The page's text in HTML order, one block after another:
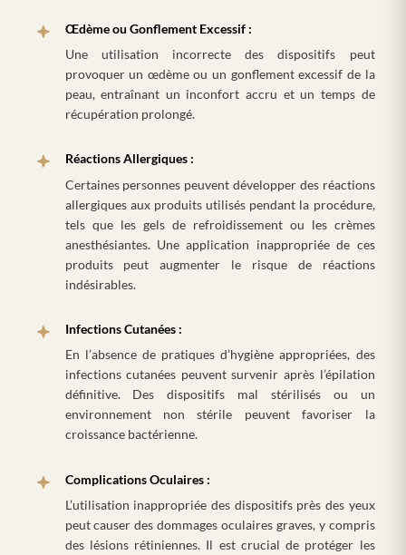
Œdème ou Gonflement Excessif :
Une utilisation incorrecte des dispositifs peut
provoquer un œdème ou un gonflement excessif de la
peau, entraînant un inconfort accru et un temps de
récupération prolongé.
Réactions Allergiques :
Certaines personnes peuvent développer des réactions
allergiques aux produits utilisés pendant la procédure,
tels que les gels de refroidissement ou les crèmes
anesthésiantes. Une application inappropriée de ces
produits peut augmenter le risque de réactions
indésirables.
Infections Cutanées :
En l’absence de pratiques d’hygiène appropriées, des
infections cutanées peuvent survenir après l’épilation
définitive. Des dispositifs mal stérilisés ou un
environnement non stérile peuvent favoriser la
croissance bactérienne.
Complications Oculaires :
L’utilisation inappropriée des dispositifs près des yeux
peut causer des dommages oculaires graves, y compris
des lésions rétiniennes. Il est crucial de protéger les